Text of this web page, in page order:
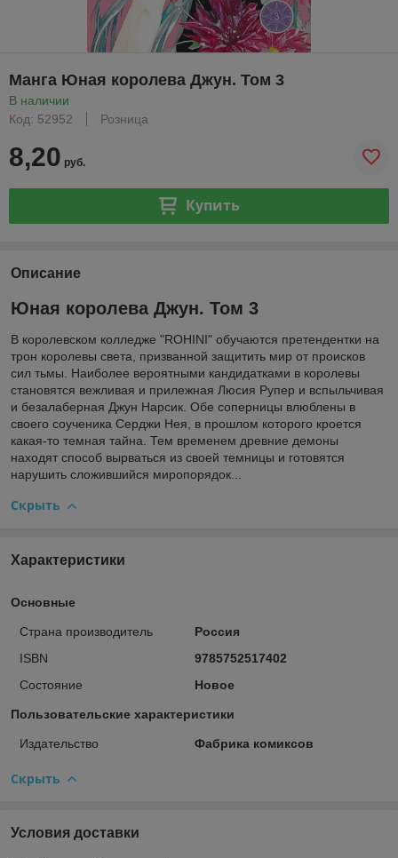
Манга Юная королева Джун. Том 3
В наличии
Код: 52952
Розница
8,20 руб.
Купить
Описание
Юная королева Джун. Том 3
В королевском колледже "ROHINI" обучаются претендентки на
трон королевы света, призванной защитить мир от происков
сил тьмы. Наиболее вероятными кандидатками в королевы
становятся вежливая и прилежная Люсия Рупер и вспыльчивая
и безалаберная Джун Нарсик. Обе соперницы влюблены в
своего соученика Серджи Нея, в прошлом которого кроется
какая-то темная тайна. Тем временем древние демоны
находят способ вырваться из своей темницы и готовятся
нарушить сложившийся миропорядок...
Скрыть
Характеристики
Основные
Страна производитель
Россия
ISBN
9785752517402
Состояние
Новое
Пользовательские характеристики
Издательство Фабрика комиксов
Скрыть
Условия доставки